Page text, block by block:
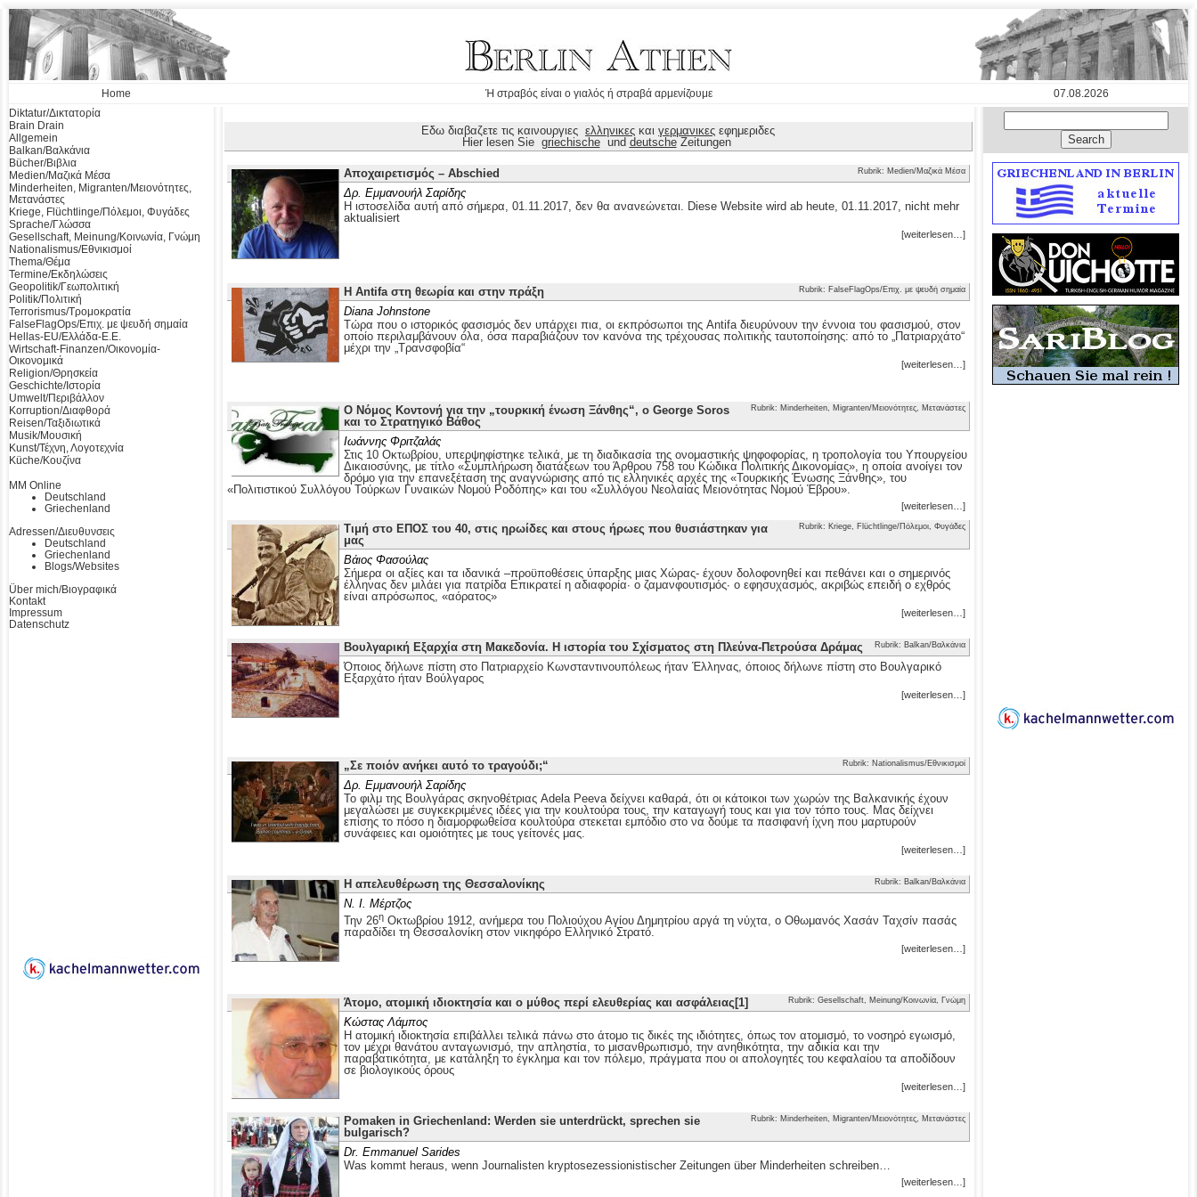
Home Ή στραβός είναι ο γιαλός ή στραβά αρμενίζουμε
07.08.2026
Diktatur/Δικτατορία
Brain Drain
Allgemein
Balkan/Βαλκάνια
Bücher/Βιβλια
Medien/Μαζικά Μέσα
Minderheiten, Migranten/Μειονότητες,
Μετανάστες
Kriege, Flüchtlinge/Πόλεμοι, Φυγάδες
Sprache/Γλώσσα
Gesellschaft, Meinung/Κοινωνία, Γνώμη
Nationalismus/Εθνικισμοί
Thema/Θέμα
Termine/Εκδηλώσεις
Geopolitik/Γεωπολιτική
Politik/Πολιτική
Terrorismus/Τρομοκρατία
FalseFlagOps/Επιχ. με ψευδή σημαία
Hellas-EU/Ελλάδα-Ε.Ε.
Wirtschaft-Finanzen/Οικονομία-
Οικονομικά
Religion/Θρησκεία
Geschichte/Ιστορία
Umwelt/Περιβάλλον
Korruption/Διαφθορά
Reisen/Ταξιδιωτικά
Musik/Μουσική
Kunst/Τέχνη, Λογοτεχνία
Küche/Κουζίνα
MM Online
Deutschland
Griechenland
Adressen/Διευθυνσεις
Deutschland
Griechenland
Blogs/Websites
Über mich/Βιογραφικά
Kontakt
Impressum
Datenschutz
Εδω διαβαζετε τις καινουργιες ελληνικες και γερμανικες εφημεριδες
Hier lesen Sie griechischeund deutscheZeitungen
Rubrik: Medien/Μαζικά Μέσα
Αποχαιρετισμός – Abschied
Δρ. Εμμανουήλ Σαρίδης
Η ιστοσελίδα αυτή από σήμερα, 01.11.2017, δεν θα ανανεώνεται. Diese Website wird ab heute, 01.11.2017, nicht mehr
aktualisiert
[weiterlesen…]
Rubrik: FalseFlagOps/Επιχ. με ψευδή σημαία
Η Antifa στη θεωρία και στην πράξη
Diana Johnstone
Τώρα που ο ιστορικός φασισμός δεν υπάρχει πια, οι εκπρόσωποι της Antifa διευρύνουν την έννοια του φασισμού, στον
οποίο περιλαμβάνουν όλα, όσα παραβιάζουν τον κανόνα της τρέχουσας πολιτικής ταυτοποίησης: από το „Πατριαρχάτο“
μέχρι την „Τρανσφοβία“
[weiterlesen…]
Rubrik: Minderheiten, Migranten/Μειονότητες, Μετανάστες
Ο Νόμος Κοντονή για την „τουρκική ένωση Ξάνθης“, ο George Soros
και το Στρατηγικό Βάθος
Ιωάννης Φριτζαλάς
Στις 10 Οκτωβρίου, υπερψηφίστηκε τελικά, με τη διαδικασία της ονομαστικής ψηφοφορίας, η τροπολογία του Υπουργείου
Δικαιοσύνης, με τίτλο «Συμπλήρωση διατάξεων του Άρθρου 758 του Κώδικα Πολιτικής Δικονομίας», η οποία ανοίγει τον
δρόμο για την επανεξέταση της αναγνώρισης από τις ελληνικές αρχές της «Τουρκικής Ένωσης Ξάνθης», του
«Πολιτιστικού Συλλόγου Τούρκων Γυναικών Νομού Ροδόπης» και του «Συλλόγου Νεολαίας Μειονότητας Νομού Έβρου».
[weiterlesen…]
Rubrik: Kriege, Flüchtlinge/Πόλεμοι, Φυγάδες
Τιμή στο ΕΠΟΣ του 40, στις ηρωίδες και στους ήρωες που θυσιάστηκαν για
μας
Βάιος Φασούλας
Σήμερα οι αξίες και τα ιδανικά –προϋποθέσεις ύπαρξης μιας Χώρας- έχουν δολοφονηθεί και πεθάνει και ο σημερινός
έλληνας δεν μιλάει για πατρίδα Επικρατεί η αδιαφορία· ο ζαμανφουτισμός· ο εφησυχασμός, ακριβώς επειδή ο εχθρός
είναι απρόσωπος, «αόρατος»
[weiterlesen…]
Rubrik: Balkan/Βαλκάνια
Βουλγαρική Εξαρχία στη Μακεδονία. Η ιστορία του Σχίσματος στη Πλεύνα-Πετρούσα Δράμας
Όποιος δήλωνε πίστη στο Πατριαρχείο Κωνσταντινουπόλεως ήταν Έλληνας, όποιος δήλωνε πίστη στο Βουλγαρικό
Εξαρχάτο ήταν Βούλγαρος
[weiterlesen…]
Rubrik: Nationalismus/Εθνικισμοί
„Σε ποιόν ανήκει αυτό το τραγούδι;“
Δρ. Εμμανουήλ Σαρίδης
Το φιλμ της Βουλγάρας σκηνοθέτριας Adela Peeva δείχνει καθαρά, ότι οι κάτοικοι των χωρών της Βαλκανικής έχουν
μεγαλώσει με συγκεκριμένες ιδέες για την κουλτούρα τους, την καταγωγή τους και για τον τόπο τους. Μας δείχνει
επίσης το πόσο η διαμορφωθείσα κουλτούρα στεκεται εμπόδιο στο να δούμε τα πασιφανή ίχνη που μαρτυρούν
συνάφειες και ομοιότητες με τους γείτονές μας.
[weiterlesen…]
Rubrik: Balkan/Βαλκάνια
Η απελευθέρωση της Θεσσαλονίκης
Ν. Ι. Μέρτζος
Την 26η Οκτωβρίου 1912, ανήμερα του Πολιούχου Αγίου Δημητρίου αργά τη νύχτα, ο Οθωμανός Χασάν Ταχσίν πασάς
παραδίδει τη Θεσσαλονίκη στον νικηφόρο Ελληνικό Στρατό.
[weiterlesen…]
Rubrik: Gesellschaft, Meinung/Κοινωνία, Γνώμη
Άτομο, ατομική ιδιοκτησία και ο μύθος περί ελευθερίας και ασφάλειας[1]
Κώστας Λάμπος
Η ατομική ιδιοκτησία επιβάλλει τελικά πάνω στο άτομο τις δικές της ιδιότητες, όπως τον ατομισμό, το νοσηρό εγωισμό,
τον μέχρι θανάτου ανταγωνισμό, την απληστία, το μισανθρωπισμό, την ανηθικότητα, την αδικία και την
παραβατικότητα, με κατάληξη το έγκλημα και τον πόλεμο, πράγματα που οι απολογητές του κεφαλαίου τα αποδίδουν
σε βιολογικούς όρους
[weiterlesen…]
Rubrik: Minderheiten, Migranten/Μειονότητες, Μετανάστες
Pomaken in Griechenland: Werden sie unterdrückt, sprechen sie
bulgarisch?
Dr. Emmanuel Sarides
Was kommt heraus, wenn Journalisten kryptosezessionistischer Zeitungen über Minderheiten schreiben…
[weiterlesen…]